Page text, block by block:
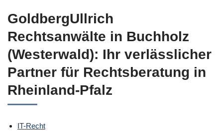
GoldbergUllrich
Rechtsanwälte in Buchholz
(Westerwald): Ihr verlässlicher
Partner für Rechtsberatung in
Rheinland-Pfalz
IT-Recht